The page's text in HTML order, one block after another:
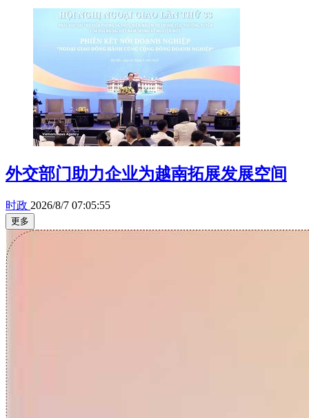
外交部门助力企业为越南拓展发展空间
时政 2026/8/7 07:05:55
更多